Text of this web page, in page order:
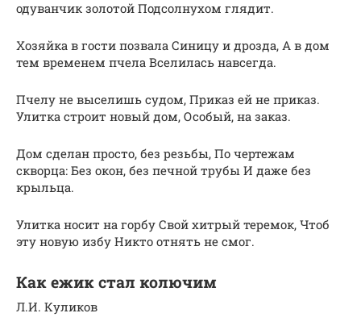
одуванчик золотой Подсолнухом глядит.
Хозяйка в гости позвала Синицу и дрозда, А в дом
тем временем пчела Вселилась навсегда.
Пчелу не выселишь судом, Приказ ей не приказ.
Улитка строит новый дом, Особый, на заказ.
Дом сделан просто, без резьбы, По чертежам
скворца: Без окон, без печной трубы И даже без
крыльца.
Улитка носит на горбу Свой хитрый теремок, Чтоб
эту новую избу Никто отнять не смог.
Как ежик стал колючим
Л.И. Куликов